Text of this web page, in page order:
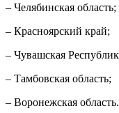
– Челябинская область;
– Красноярский край;
– Чувашская
– Тамбовская область;
– Воронежская область.